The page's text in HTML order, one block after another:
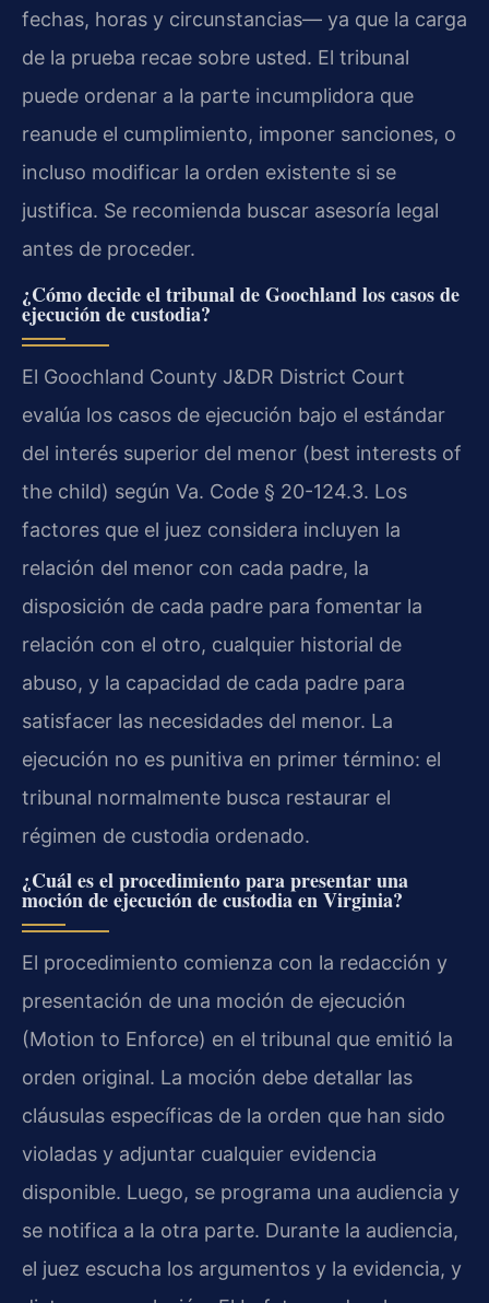
fechas, horas y circunstancias— ya que la carga
de la prueba recae sobre usted. El tribunal
puede ordenar a la parte incumplidora que
reanude el cumplimiento, imponer sanciones, o
incluso modificar la orden existente si se
justifica. Se recomienda buscar asesoría legal
antes de proceder.
¿Cómo decide el tribunal de Goochland los casos de
ejecución de custodia?
El Goochland County J&DR District Court
evalúa los casos de ejecución bajo el estándar
del interés superior del menor (best interests of
the child) según Va. Code § 20-124.3. Los
factores que el juez considera incluyen la
relación del menor con cada padre, la
disposición de cada padre para fomentar la
relación con el otro, cualquier historial de
abuso, y la capacidad de cada padre para
satisfacer las necesidades del menor. La
ejecución no es punitiva en primer término: el
tribunal normalmente busca restaurar el
régimen de custodia ordenado.
¿Cuál es el procedimiento para presentar una
moción de ejecución de custodia en Virginia?
El procedimiento comienza con la redacción y
presentación de una moción de ejecución
(Motion to Enforce) en el tribunal que emitió la
orden original. La moción debe detallar las
cláusulas específicas de la orden que han sido
violadas y adjuntar cualquier evidencia
disponible. Luego, se programa una audiencia y
se notifica a la otra parte. Durante la audiencia,
el juez escucha los argumentos y la evidencia, y